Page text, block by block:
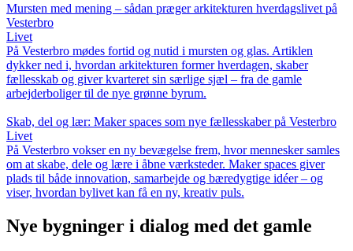
Mursten med mening – sådan præger arkitekturen hverdagslivet på
Vesterbro
Livet
På Vesterbro mødes fortid og nutid i mursten og glas. Artiklen
dykker ned i, hvordan arkitekturen former hverdagen, skaber
fællesskab og giver kvarteret sin særlige sjæl – fra de gamle
arbejderboliger til de nye grønne byrum.
Skab, del og lær: Maker spaces som nye fællesskaber på Vesterbro
Livet
På Vesterbro vokser en ny bevægelse frem, hvor mennesker samles
om at skabe, dele og lære i åbne værksteder. Maker spaces giver
plads til både innovation, samarbejde og bæredygtige idéer – og
viser, hvordan bylivet kan få en ny, kreativ puls.
Nye bygninger i dialog med det gamle